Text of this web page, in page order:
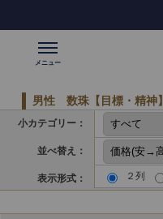
男性 数珠【目標・精神】
小カテゴリー：
並べ替え：
表示形式： ２列